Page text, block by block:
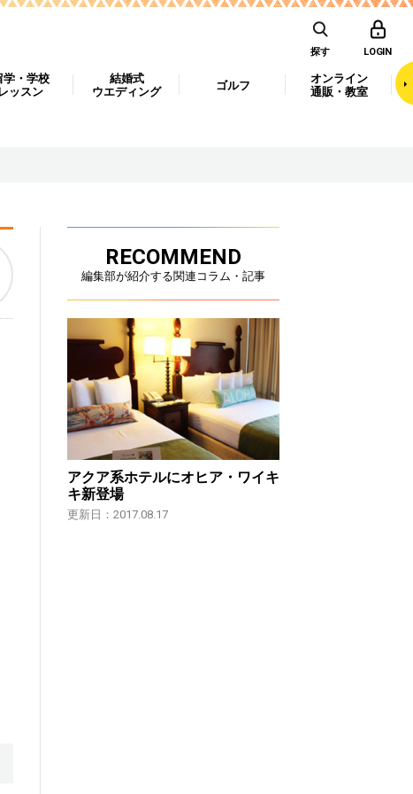
探す LOGIN
学・学校
レッスン
結婚式
ウエディング
ゴルフ
オンライン
通販・教室
RECOMMEND
編集部が紹介する関連コラム・記事
アクア系ホテルにオヒア・ワイキ
キ新登場
更新日：2017.08.17